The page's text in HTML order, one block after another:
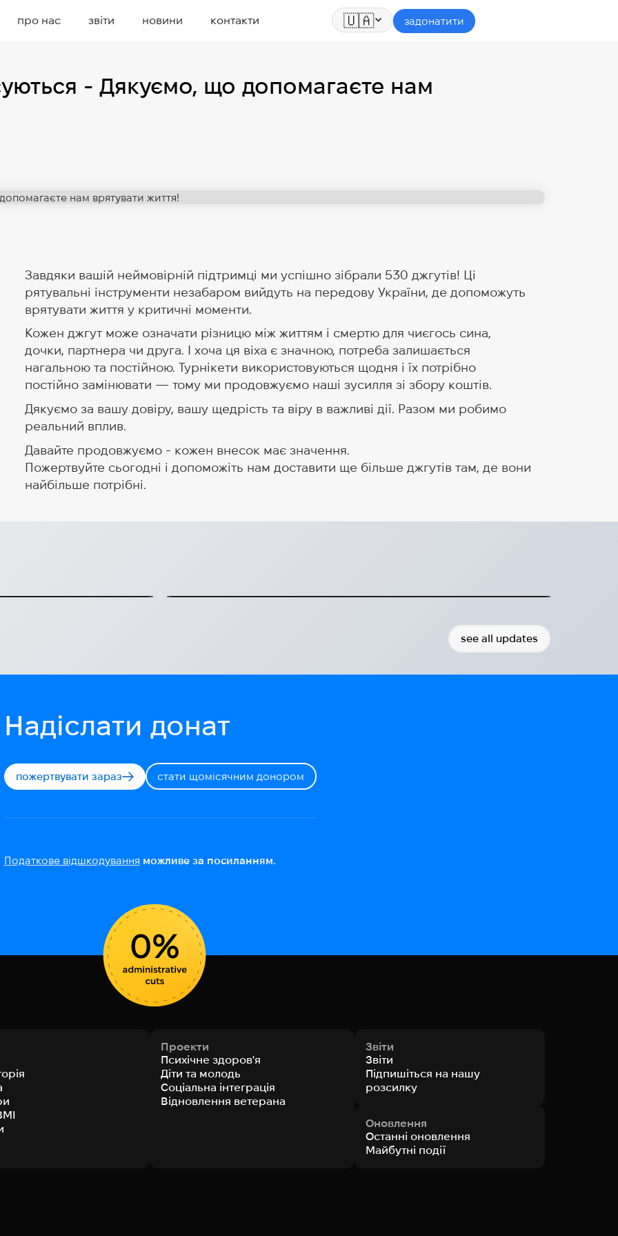
про нас звіти новини контакти 🇺🇦 задонатити
- Дякуємо, що допомагаєте нам
Завдяки вашій неймовірній підтримці ми успішно зібрали 530 джгутів! Ці
рятувальні інструменти незабаром вийдуть на передову України, де допоможуть
врятувати життя у критичні моменти.
Кожен джгут може означати різницю між життям і смертю для чиєгось сина,
дочки, партнера чи друга. І хоча ця віха є значною, потреба залишається
нагальною та постійною. Турнікети використовуються щодня і їх потрібно
постійно замінювати — тому ми продовжуємо наші зусилля зі збору коштів.
Дякуємо за вашу довіру, вашу щедрість та віру в важливі дії. Разом ми робимо
реальний вплив.
Давайте продовжуємо - кожен внесок має значення.
Пожертвуйте сьогодні і допоможіть нам доставити ще більше джгутів там, де вони
найбільше потрібні.
закликає
фільмі.
see all updates
Надіслати донат
пожертвувати зараз стати щомісячним донором
Податкове відшкодування можливе за посиланням.
Проекти
Психічне здоров'я
Діти та молодь
Соціальна інтеграція
Відновлення ветерана
Звіти
Звіти
Підпишіться на нашу
розсилку
Оновлення
Останні оновлення
Майбутні події